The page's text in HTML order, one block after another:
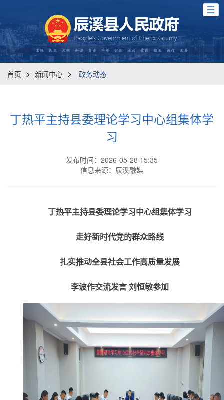
首页 > 新闻中心 > 政务动态
丁热平主持县委理论学习中心组集体学
习
发布时间：2026-05-28 15:35
信息来源：辰溪融媒
丁热平主持县委理论学习中心组集体学习
走好新时代党的群众路线
扎实推动全县社会工作高质量发展
李波作交流发言 刘恒敏参加